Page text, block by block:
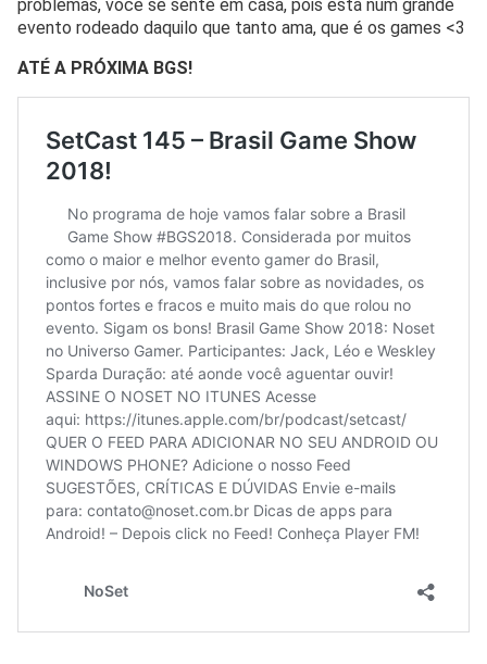
problemas, você se sente em casa, pois está num grande
evento rodeado daquilo que tanto ama, que é os games <3
ATÉ A PRÓXIMA BGS!